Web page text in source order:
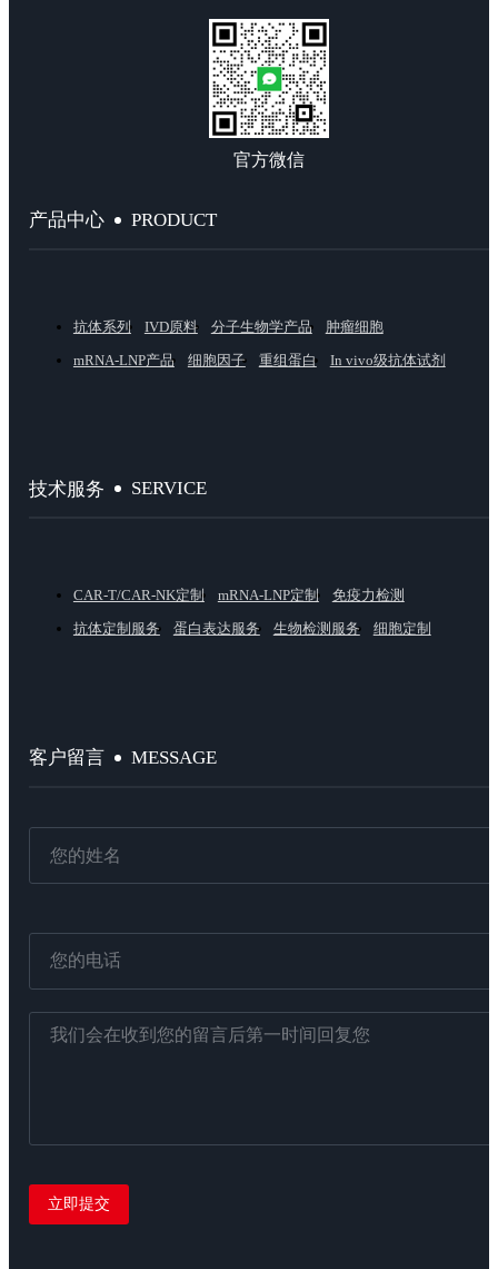
官方微信
产品中心 PRODUCT
抗体系列 IVD原料 分子生物学产品
肿瘤细胞
mRNA-LNP产品
细胞因子 重组蛋白 In vivo级抗体试剂
技术服务 SERVICE
CAR-T/CAR-NK定制 mRNA-LNP定制
免疫力检测
抗体定制服务
蛋白表达服务 生物检测服务 细胞定制
客户留言 MESSAGE